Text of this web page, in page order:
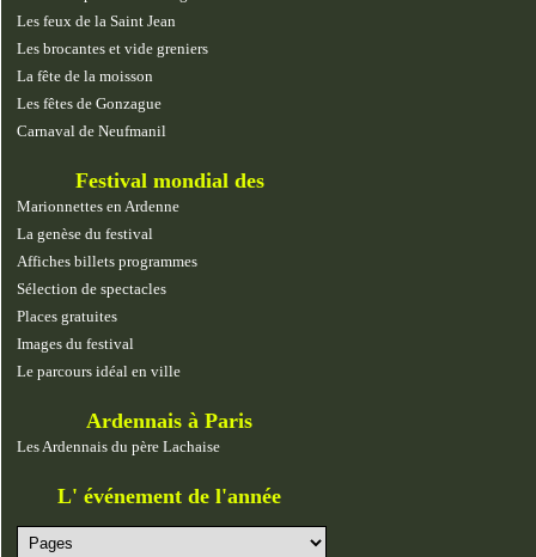
Les feux de la Saint Jean
Les brocantes et vide greniers
La fête de la moisson
Les fêtes de Gonzague
Carnaval de Neufmanil
Festival mondial des
marionnettes
Marionnettes en Ardenne
La genèse du festival
Affiches billets programmes
Sélection de spectacles
Places gratuites
Images du festival
Le parcours idéal en ville
Ardennais à Paris
Les Ardennais du père Lachaise
L' événement de l'année